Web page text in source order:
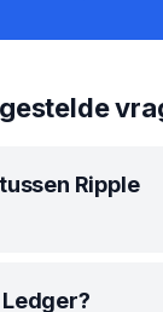
Ripple
achter XRP, is
Ledger?